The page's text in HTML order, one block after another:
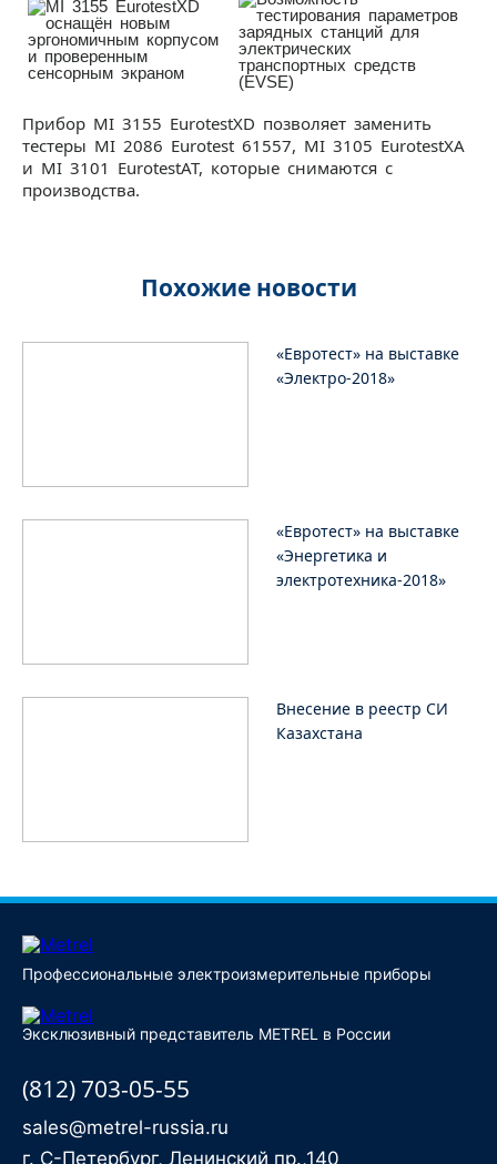
Прибор MI 3155 EurotestXD позволяет заменить
тестеры MI 2086 Eurotest 61557, MI 3105 EurotestXA
и MI 3101 EurotestAT, которые снимаются с
производства.
Похожие новости
«Евротест» на выставке
«Электро-2018»
«Евротест» на выставке
«Энергетика и
электротехника-2018»
Внесение в реестр СИ
Казахстана
Профессиональные электроизмерительные приборы
Эксклюзивный представитель METREL в России
(812) 703-05-55
sales@metrel-russia.ru
г. С-Петербург, Ленинский пр.,140